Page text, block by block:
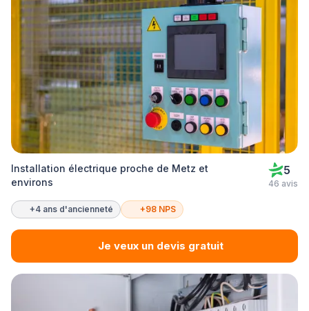
Installation électrique proche de Metz et
environs
5
46 avis
+4 ans d'ancienneté +98 NPS
Je veux un devis gratuit